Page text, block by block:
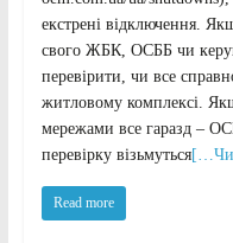
екстрені відключення.
свого ЖБК, ОСББ чи
перевірити, чи все
житловому комплексі.
мережами все гаразд –
перевірку візьмуться
Read more